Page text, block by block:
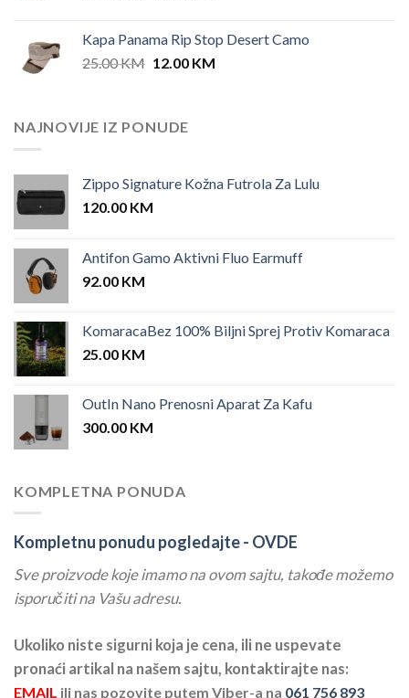
25.00 KM.12.00 KM.
Kapa Panama Rip Stop Desert Camo
25.00KM Original
25.00 KM.
12.00 KMCurrent
NAJNOVIJE IZ PONUDE
Zippo Signature Kožna Futrola Za Lulu
120.00 KM
Antifon Gamo Aktivni Fluo Earmuff
92.00 KM
KomaracaBez 100% Biljni Sprej Protiv Komaraca
25.00 KM
OutIn Nano Prenosni Aparat Za Kafu
300.00 KM
KOMPLETNA PONUDA
Kompletnu ponudu pogledajte - OVDE
Sve proizvode koje imamo na ovom sajtu, takođe možemo
isporučiti na Vašu adresu.
Ukoliko niste sigurni koja je cena, ili ne uspevate
pronaći artikal na našem sajtu, kontaktirajte nas:
EMAIL ili nas pozovite putem Viber-a na 061 756 893